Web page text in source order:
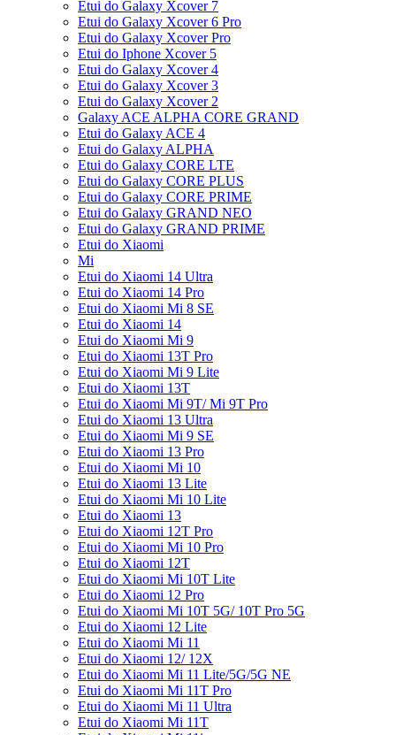
Etui do Galaxy Xcover 7
Etui do Galaxy Xcover 6 Pro
Etui do Galaxy Xcover Pro
Etui do Iphone Xcover 5
Etui do Galaxy Xcover 4
Etui do Galaxy Xcover 3
Etui do Galaxy Xcover 2
Galaxy ACE ALPHA CORE GRAND
Etui do Galaxy ACE 4
Etui do Galaxy ALPHA
Etui do Galaxy CORE LTE
Etui do Galaxy CORE PLUS
Etui do Galaxy CORE PRIME
Etui do Galaxy GRAND NEO
Etui do Galaxy GRAND PRIME
Etui do Xiaomi
Mi
Etui do Xiaomi 14 Ultra
Etui do Xiaomi 14 Pro
Etui do Xiaomi Mi 8 SE
Etui do Xiaomi 14
Etui do Xiaomi Mi 9
Etui do Xiaomi 13T Pro
Etui do Xiaomi Mi 9 Lite
Etui do Xiaomi 13T
Etui do Xiaomi Mi 9T/ Mi 9T Pro
Etui do Xiaomi 13 Ultra
Etui do Xiaomi Mi 9 SE
Etui do Xiaomi 13 Pro
Etui do Xiaomi Mi 10
Etui do Xiaomi 13 Lite
Etui do Xiaomi Mi 10 Lite
Etui do Xiaomi 13
Etui do Xiaomi 12T Pro
Etui do Xiaomi Mi 10 Pro
Etui do Xiaomi 12T
Etui do Xiaomi Mi 10T Lite
Etui do Xiaomi 12 Pro
Etui do Xiaomi Mi 10T 5G/ 10T Pro 5G
Etui do Xiaomi 12 Lite
Etui do Xiaomi Mi 11
Etui do Xiaomi 12/ 12X
Etui do Xiaomi Mi 11 Lite/5G/5G NE
Etui do Xiaomi Mi 11T Pro
Etui do Xiaomi Mi 11 Ultra
Etui do Xiaomi Mi 11T